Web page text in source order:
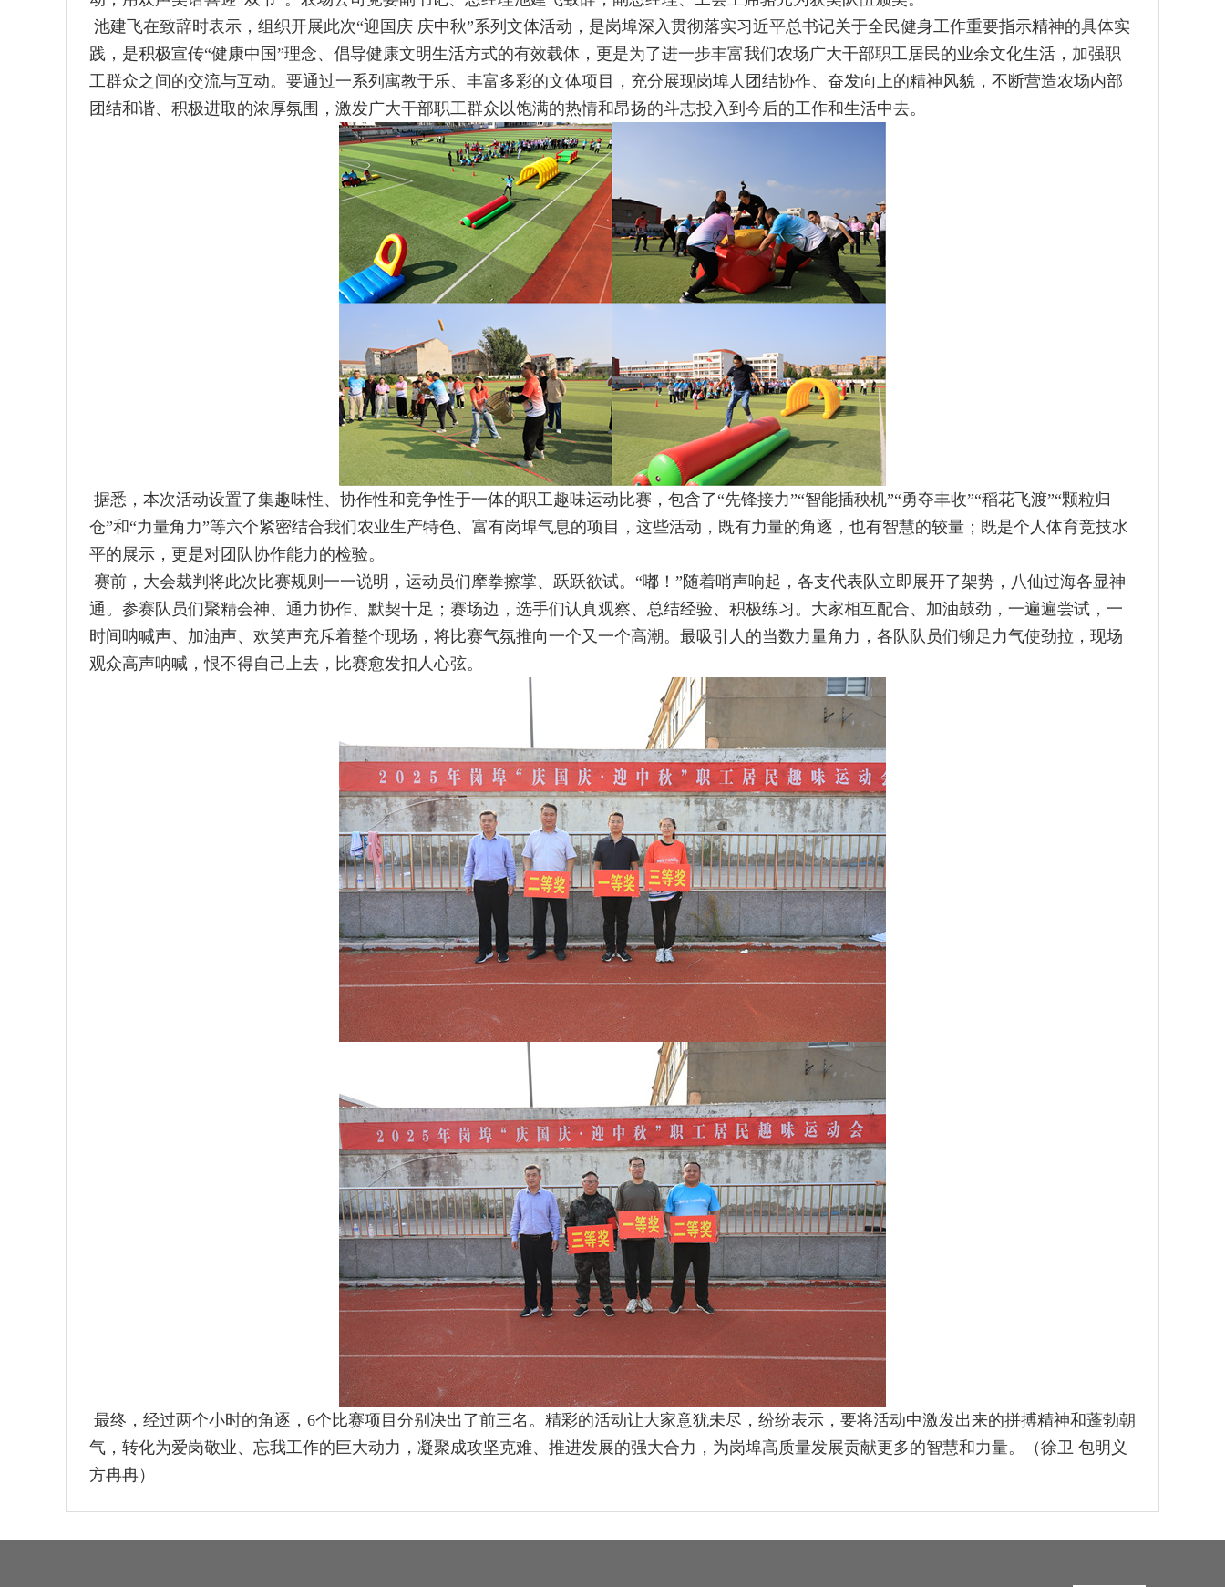
池建飞在致辞时表示，组织开展此次“迎国庆 庆中秋”系列文体活动，是岗埠深入贯彻落实习近平总书记关于全民健身工作重要指示精神的具体实
践，是积极宣传“健康中国”理念、倡导健康文明生活方式的有效载体，更是为了进一步丰富我们农场广大干部职工居民的业余文化生活，加强职
工群众之间的交流与互动。要通过一系列寓教于乐、丰富多彩的文体项目，充分展现岗埠人团结协作、奋发向上的精神风貌，不断营造农场内部
团结和谐、积极进取的浓厚氛围，激发广大干部职工群众以饱满的热情和昂扬的斗志投入到今后的工作和生活中去。
据悉，本次活动设置了集趣味性、协作性和竞争性于一体的职工趣味运动比赛，包含了“先锋接力”“智能插秧机”“勇夺丰收”“稻花飞渡”“颗粒归
仓”和“力量角力”等六个紧密结合我们农业生产特色、富有岗埠气息的项目，这些活动，既有力量的角逐，也有智慧的较量；既是个人体育竞技水
平的展示，更是对团队协作能力的检验。
赛前，大会裁判将此次比赛规则一一说明，运动员们摩拳擦掌、跃跃欲试。“嘟！”随着哨声响起，各支代表队立即展开了架势，八仙过海各显神
通。参赛队员们聚精会神、通力协作、默契十足；赛场边，选手们认真观察、总结经验、积极练习。大家相互配合、加油鼓劲，一遍遍尝试，一
时间呐喊声、加油声、欢笑声充斥着整个现场，将比赛气氛推向一个又一个高潮。最吸引人的当数力量角力，各队队员们铆足力气使劲拉，现场
观众高声呐喊，恨不得自己上去，比赛愈发扣人心弦。
最终，经过两个小时的角逐，6个比赛项目分别决出了前三名。精彩的活动让大家意犹未尽，纷纷表示，要将活动中激发出来的拼搏精神和蓬勃朝
气，转化为爱岗敬业、忘我工作的巨大动力，凝聚成攻坚克难、推进发展的强大合力，为岗埠高质量发展贡献更多的智慧和力量。（徐卫 包明义
方冉冉）